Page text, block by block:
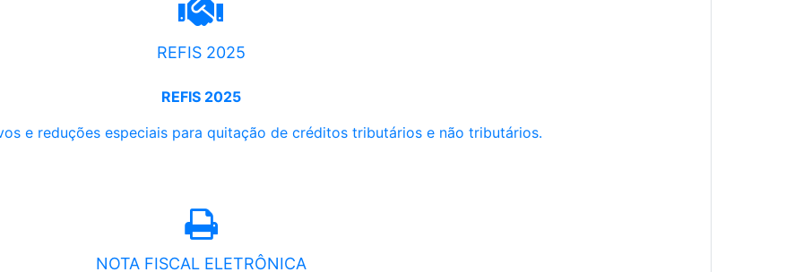
REFIS 2025
REFIS 2025
e reduções especiais para quitação de créditos tributários e não tributários.
NOTA FISCAL ELETRÔNICA